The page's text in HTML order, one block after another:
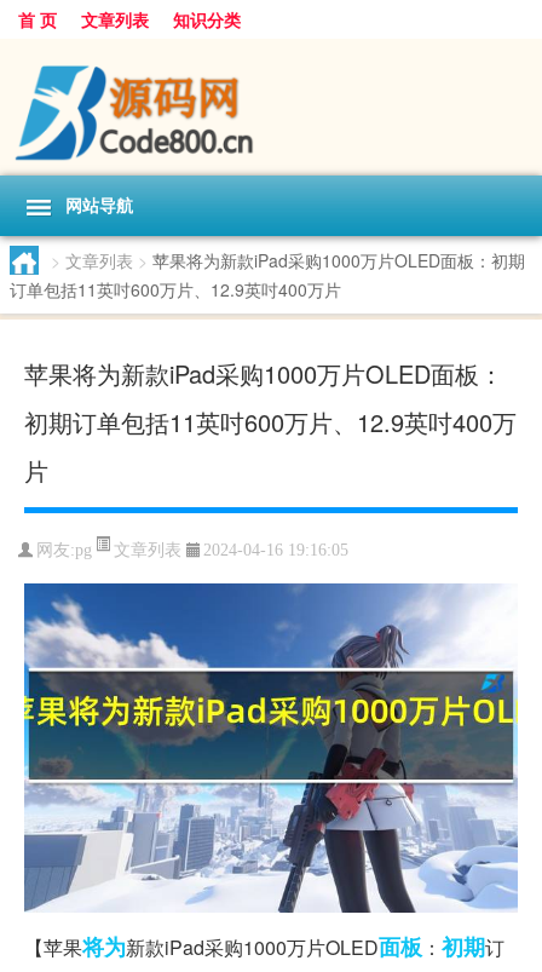
首 页 文章列表 知识分类
网站导航
> 文章列表 > 苹果将为新款iPad采购1000万片OLED面板：初期
订单包括11英吋600万片、12.9英吋400万片
苹果将为新款iPad采购1000万片OLED面板：
初期订单包括11英吋600万片、12.9英吋400万
片
网友:pg 文章列表 2024-04-16 19:16:05
【苹果将为新款iPad采购1000万片OLED面板 ： 初期订